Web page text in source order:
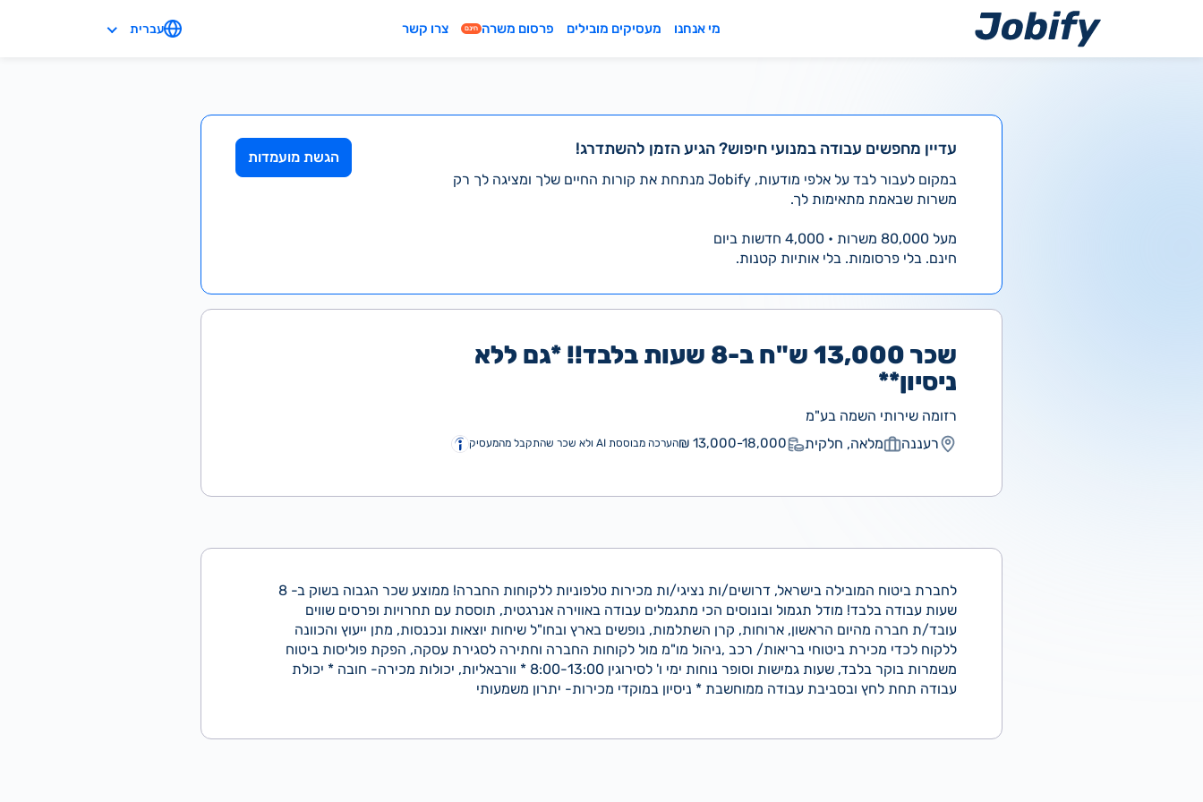
מי אנחנו מעסיקים מובילים פרסום משרה חינם צרו קשר עברית
עדיין מחפשים עבודה במנועי חיפוש? הגיע הזמן להשתדרג!
במקום לעבור לבד על אלפי מודעות, Jobify מנתחת את קורות החיים שלך ומציגה לך רק
משרות שבאמת מתאימות לך.
מעל 80,000 משרות • 4,000 חדשות ביום
חינם. בלי פרסומות. בלי אותיות קטנות.
הגשת מועמדות
שכר 13,000 ש"ח ב-8 שעות בלבד!! *גם ללא
ניסיון**
רזומה שירותי השמה בע"מ
רעננה
מלאה, חלקית 13,000-18,000 ₪ הערכה מבוססת AI ולא שכר שהתקבל מהמעסיק
לחברת ביטוח המובילה בישראל, דרושים/ות נציגי/ות מכירות טלפוניות ללקוחות החברה! ממוצע שכר הגבוה בשוק ב- 8
שעות עבודה בלבד! מודל תגמול ובונוסים הכי מתגמלים עבודה באווירה אנרגטית, תוססת עם תחרויות ופרסים שווים
עובד/ת חברה מהיום הראשון, ארוחות, קרן השתלמות, נופשים בארץ ובחו"ל שיחות יוצאות ונכנסות, מתן ייעוץ והכוונה
ללקוח לכדי מכירת ביטוחי בריאות/ רכב ,ניהול מו"מ מול לקוחות החברה וחתירה לסגירת עסקה, הפקת פוליסות ביטוח
משמרות בוקר בלבד, שעות גמישות וסופר נוחות ימי ו' לסירוגין 8:00-13:00 * וורבאליות, יכולות מכירה- חובה * יכולת
עבודה תחת לחץ ובסביבת עבודה ממוחשבת * ניסיון במוקדי מכירות- יתרון משמעותי